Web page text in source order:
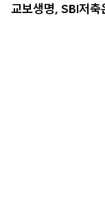
교보생명, SBI저